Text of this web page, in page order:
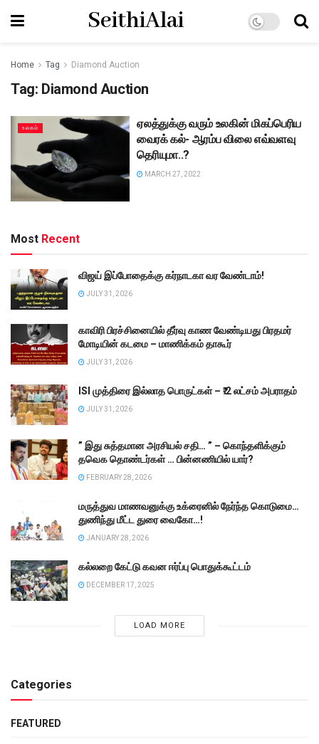
SeithiAlai
Home Tag Diamond Auction
Tag: Diamond Auction
உலகம்
ஏலத்துக்கு வரும் உலகின் மிகப்பெரிய
வைரக் கல்- ஆரம்ப விலை எவ்வளவு
தெரியுமா..?
MARCH 27, 2022
Most Recent
விஜய் இப்போதைக்கு கர்நாடகா வர வேண்டாம்!
JULY 31, 2026
காவிரி பிரச்சினையில் தீர்வு காண வேண்டியது பிரதமர்
மோடியின் கடமை – மாணிக்கம் தாகூர்
JULY 31, 2026
ISI முத்திரை இல்லாத பொருட்கள் – ₹.2 லட்சம் அபராதம்
JULY 31, 2026
” இது சுத்தமான அரசியல் சதி… ” – கொந்தளிக்கும்
தவெக தொண்டர்கள் … பின்னணியில் யார்?
FEBRUARY 28, 2026
மருத்துவ மாணவனுக்கு உக்ரைனில் நேர்ந்த கொடுமை…
துணிந்து மீட்ட துரை வைகோ…!
JANUARY 28, 2026
கல்லறை கேட்டு கவன ஈர்ப்பு பொதுக்கூட்டம்
DECEMBER 17, 2025
LOAD MORE
Categories
FEATURED